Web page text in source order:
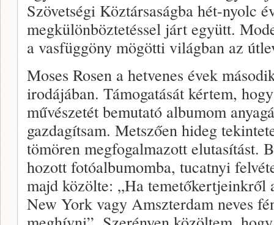
Szövetségi Köztársaságba hét-nyolc
megkülönböztetéssel járt együtt.
a vasfüggöny mögötti világban az
Moses Rosen a hetvenes évek
irodájában. Támogatását kértem,
művészetét bemutató albumom
gazdagítsam. Metszően hideg
tömören megfogalmazott elutasítást.
hozott fotóalbumomba, tucatnyi
majd közölte: „Ha temetőkertjeinkről
New York vagy Amszterdam neves